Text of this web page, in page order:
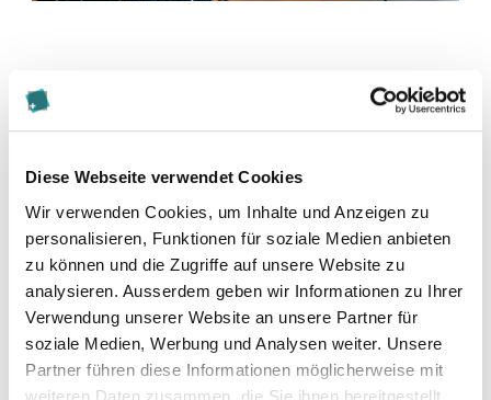
Diese Webseite verwendet Cookies
Wir verwenden Cookies, um Inhalte und Anzeigen zu
personalisieren, Funktionen für soziale Medien anbieten
zu können und die Zugriffe auf unsere Website zu
analysieren. Ausserdem geben wir Informationen zu Ihrer
Verwendung unserer Website an unsere Partner für
soziale Medien, Werbung und Analysen weiter. Unsere
Partner führen diese Informationen möglicherweise mit
weiteren Daten zusammen, die Sie ihnen bereitgestellt
Diese Seite teilen
Zur Merkliste hinzufügen
Themen die der Veranstaltung zugeordnet sind: